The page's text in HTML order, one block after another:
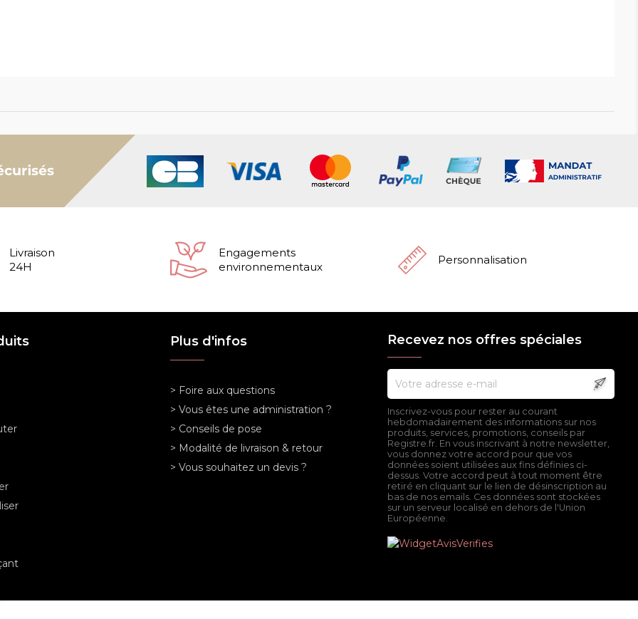
Livraison
24H
Engagements
environnementaux
Personnalisation
Plus d'infos
> Foire aux questions
> Vous êtes une administration ?
> Conseils de pose
> Modalité de livraison & retour
> Vous souhaitez un devis ?
Recevez nos offres spéciales
Inscrivez-vous pour rester au courant
hebdomadairement des informations sur nos
produits, services, promotions, conseils par
Registre.fr. En vous inscrivant à notre newsletter,
vous donnez votre accord pour que vos
données soient utilisées aux fins définies ci-
dessus. Votre accord peut à tout moment être
retiré en cliquant sur le lien de désinscription au
bas de nos emails. Ces données sont stockées
sur un serveur localisé en dehors de l'Union
Européenne.